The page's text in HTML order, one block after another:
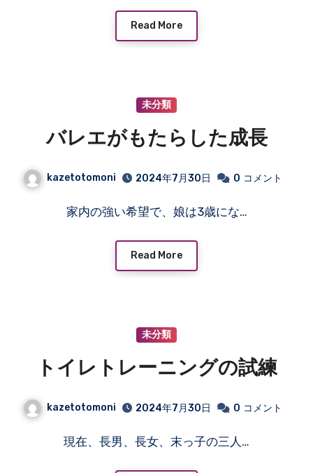
Read More
未分類
バレエがもたらした成長
kazetotomoni 2024年7月30日 0 コメント
家内の強い希望で、娘は3歳にな…
Read More
未分類
トイレトレーニングの試練
kazetotomoni 2024年7月30日 0 コメント
現在、長男、長女、末っ子の三人…